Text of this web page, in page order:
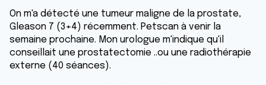
On m'a détecté une tumeur maligne de la prostate,
Gleason 7 (3+4) récemment. Petscan à venir la
semaine prochaine. Mon urologue m'indique qu'il
conseillait une prostatectomie ..ou une radiothérapie
externe (40 séances).